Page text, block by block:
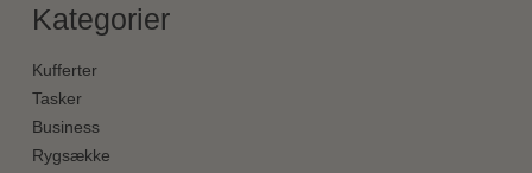
Kategorier
Kufferter
Tasker
Business
Rygsække